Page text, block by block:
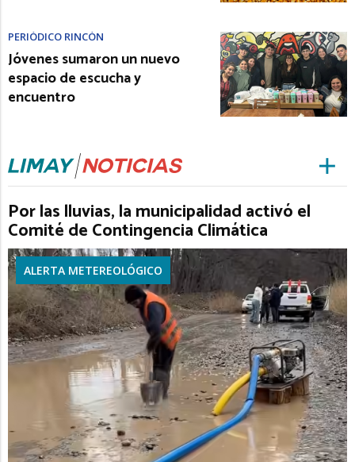
PERIÓDICO RINCÓN
Jóvenes sumaron un nuevo
espacio de escucha y
encuentro
Por las lluvias, la municipalidad activó el
Comité de Contingencia Climática
ALERTA METEREOLÓGICO